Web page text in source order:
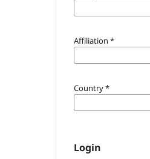
Affiliation *
Country*
Login